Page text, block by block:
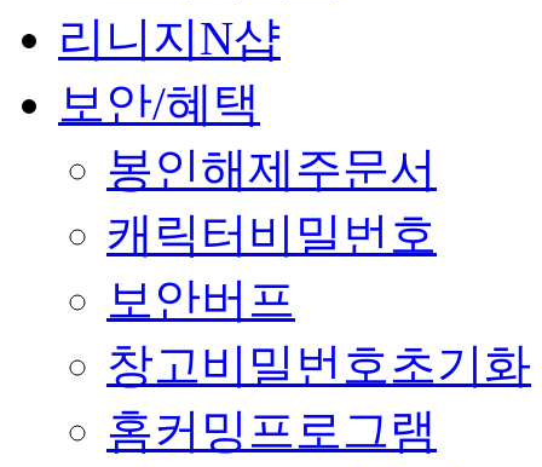
리니지N샵
보안/혜택
봉인해제주문서
캐릭터비밀번호
보안버프
창고비밀번호초기화
홈커밍프로그램